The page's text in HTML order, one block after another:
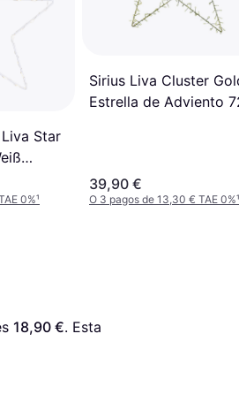
Star
0%¹
Sirius Liva Cluster
Estrella de Adviento
39,90 €
O 3 pagos de 13,30 € TAE 0%¹
18,90 €. Esta